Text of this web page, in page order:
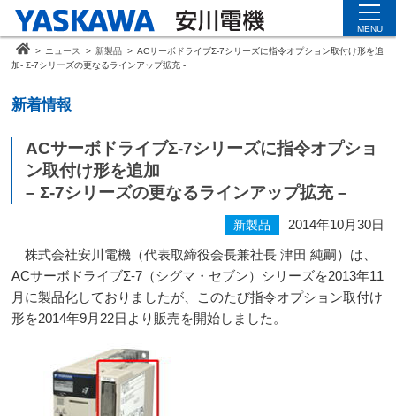
MENU
> ニュース > 新製品 > ACサーボドライブΣ-7シリーズに指令オプション取付け形を追
加- Σ-7シリーズの更なるラインアップ拡充 -
新着情報
ACサーボドライブΣ-7シリーズに指令オプショ
ン取付け形を追加
– Σ-7シリーズの更なるラインアップ拡充 –
新製品
2014年10月30日
株式会社安川電機（代表取締役会長兼社長 津田 純嗣）は、
ACサーボドライブΣ-7（シグマ・セブン）シリーズを2013年11
月に製品化しておりましたが、このたび指令オプション取付け
形を2014年9月22日より販売を開始しました。